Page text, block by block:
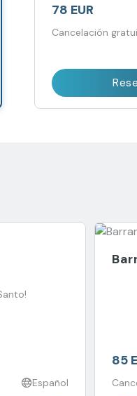
78 EUR
Cancelación
Español
85